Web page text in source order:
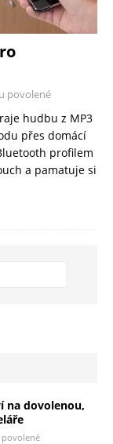
povolené
hudbu z MP3
přes domácí
profilem
a pamatuje si
na dovolenou,
povolené